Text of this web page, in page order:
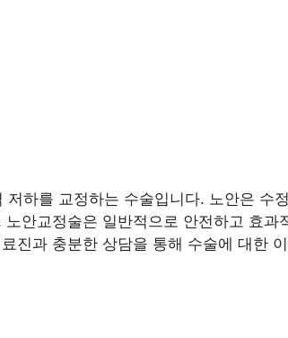
하를 교정하는 수술입니다. 노안은 수
안교정술은 일반적으로 안전하고 효
진과 충분한 상담을 통해 수술에 대한